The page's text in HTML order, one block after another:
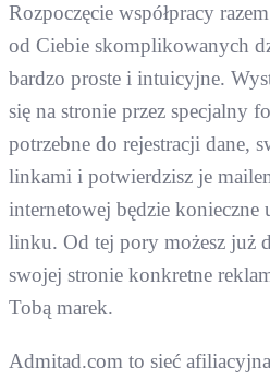
Rozpoczęcie współpracy
od Ciebie skomplikowanych
bardzo proste i intuicyjne.
się na stronie przez specjalny
potrzebne do rejestracji dane,
linkami i potwierdzisz je
internetowej będzie konieczne
linku. Od tej pory możesz już
swojej stronie konkretne
Tobą marek.
Admitad.com to sieć